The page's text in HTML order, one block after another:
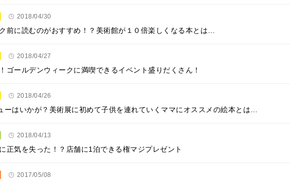
2018/04/30
前に読むのがおすすめ！？美術館が１０倍楽しくなる本とは…
2018/04/27
ゴールデンウィークに満喫できるイベント盛りだくさん！
2018/04/26
ーはいかが？美術展に初めて子供を連れていくママにオススメの絵本とは…
2018/04/13
正気を失った！？店舗に1泊できる権マジプレゼント
2017/05/08